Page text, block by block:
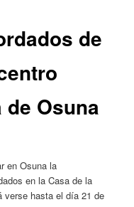
de
Osuna
en Osuna la
en la Casa de la
verse hasta el día 21 de